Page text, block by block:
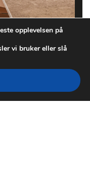
opplevelsen på
vi bruker eller slå